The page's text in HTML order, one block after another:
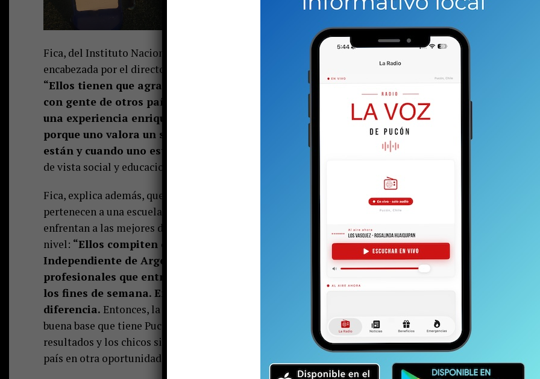
que sigan o no jugando o lleguen a ser profesionales. Así lo cree Nicolás
Fica, del Instituto Nacional del Deporte (IND), quien está a cargo de la delegación puconina,
encabezada por el director técnico Aldo Garrido (a estas alturas una institución en el fútbol local).
“Ellos tienen que agradecer a la vida de que les permita vivir esta experiencia; compartir
con gente de otros países; jugar y competir con otros deportistas de alto nivel. Es, sin duda,
una experiencia enriquecedora en todo sentido: deportivo, personal, grupal y hasta familiar
porque uno valora un sin fin de cosas que tiene el día a día y quizás uno no se da cuenta que
están y cuando uno está lejos de la casa, uno se da cuenta que son valorables desde el punt
de vista social y educacional”, dice.
Fica, explica además, que hay que mantener el contexto de que los niños puconinos, casi en su mayoría,
pertenecen a una escuela de fútbol municipal y representan a un colegio; pero que en la competencia se
enfrentan a las mejores divisiones inferiores de equipos profesionales de sudamérica. Es decir, es otro
nivel: “Ellos compiten con clubes deportivos con Internacional de Porto Alegre,
Independiente de Argentina, América de Cali, entre otros. O sea, clubes deportivos
profesionales que entrenan todo el año, todos los días de la semana y tienen competencia
los fines de semana. Entonces, el nivel competitivo está en uno, dos o hasta tres puntos de
diferencia. Entonces, la experiencia va a ser significativa para el grupo. Se va a consolidar una muy
buena base que tiene Pucón y que tiene que potenciar para que la comuna siga teniendo este tipo de
resultados y los chicos sigan teniendo la opción de representar a la comuna en la región y por qué no al
país en otra oportunidad”.